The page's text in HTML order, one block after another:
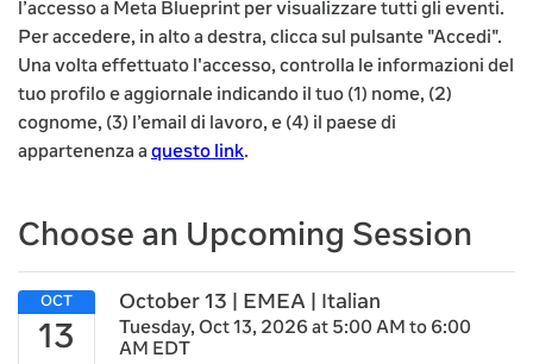
l’accesso a Meta Blueprint per visualizzare tutti gli eventi.
Per accedere, in alto a destra, clicca sul pulsante "Accedi".
Una volta effettuato l'accesso, controlla le informazioni del
tuo profilo e aggiornale indicando il tuo (1) nome, (2)
cognome, (3) l’email di lavoro, e (4) il paese di
appartenenza a questo link.
Choose an Upcoming Session
October 13 | EMEA | Italian
Tuesday, Oct 13, 2026 at 5:00 AM to 6:00
AM EDT